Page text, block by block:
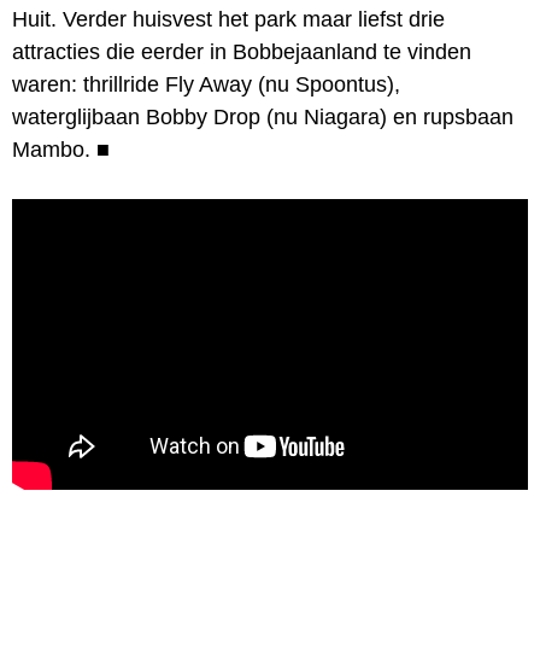
Huit. Verder huisvest het park maar liefst drie
attracties die eerder in Bobbejaanland te vinden
waren: thrillride Fly Away (nu Spoontus),
waterglijbaan Bobby Drop (nu Niagara) en rupsbaan
Mambo. ■